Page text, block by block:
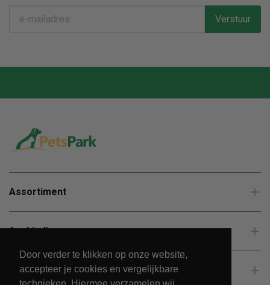
Door verder te klikken op onze website,
accepteer je cookies en vergelijkbare
Verstuur
Assortiment
Aanbiedingen
Klantenservice